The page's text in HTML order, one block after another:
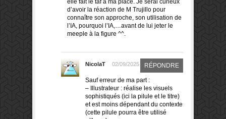
d’avoir la réaction de M Trujillo pour
connaître son approche, son utilisation de
l’IA, pourquoi l’IA,…avant de lui jeter le
meeple à la figure ^^.
NicolaT 02/09/2025 RÉPONDRE
Sauf erreur de ma part :
– Illustrateur : réalise les visuels
sophistiqués (ici la pilule et le titre)
et est moins dépendant du contexte
(cette pilule pourra être utilisé